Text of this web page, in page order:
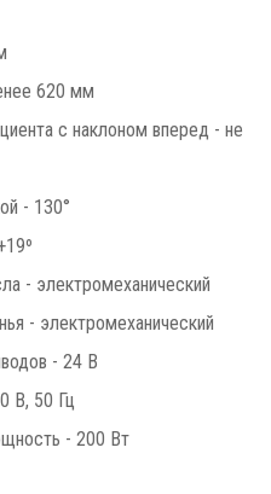
620 мм
с наклоном вперед - не
- 130°
- электромеханический
- электромеханический
- 24 В
В, 50 Гц
- 200 Вт